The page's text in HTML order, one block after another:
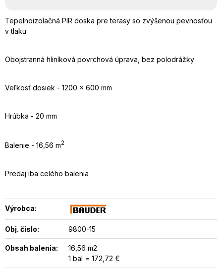
Tepelnoizolačná PIR doska pre terasy so zvýšenou pevnosťou
v tlaku
Obojstranná hliníková povrchová úprava, bez polodrážky
Veľkosť dosiek - 1200 x 600 mm
Hrúbka - 20 mm
Balenie - 16,56 m2
Predaj iba celého balenia
Výrobca:
Obj. čislo: 9800-15
Obsah balenia:
16,56 m2
1 bal = 172,72 €